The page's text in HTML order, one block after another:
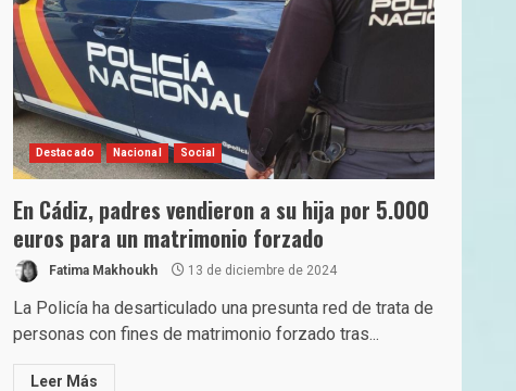
Destacado Nacional Social
En Cádiz, padres vendieron a su hija por 5.000
euros para un matrimonio forzado
Fatima Makhoukh 13 de diciembre de 2024
La Policía ha desarticulado una presunta red de trata de
personas con fines de matrimonio forzado tras...
Leer Más